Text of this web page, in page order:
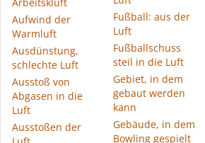
Aufwind der
Warmluft
Ausdünstung,
schlechte Luft
Ausstoß von
Abgasen in die
Luft
Ausstoßen der
Fußball: aus der
Luft
Fußballschuss
steil in die Luft
Gebiet, in dem
gebaut werden
kann
Gebäude, in dem
Bowling gespielt